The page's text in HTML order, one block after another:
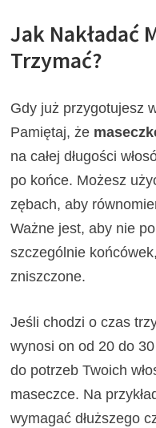
Jak Nakładać
Trzymać?
Gdy już przygotujesz
Pamiętaj, że
na całej długości
po końce. Możesz
zębach, aby
Ważne jest, aby nie
szczególnie
zniszczone.
Jeśli chodzi o czas
wynosi on od 20 do
do potrzeb Twoich
maseczce. Na
wymagać dłuższego